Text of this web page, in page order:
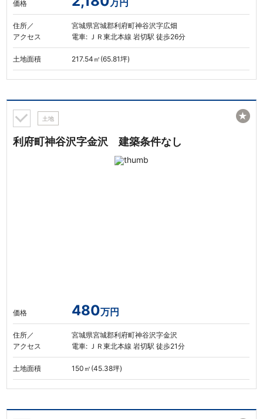
価格 万円
住所／
アクセス
宮城県宮城郡利府町神谷沢字広畑
電車: ＪＲ東北本線 岩切駅 徒歩26分
土地面積 217.54㎡(65.81坪)
土地
利府町神谷沢字金沢 建築条件なし
価格 480万円
住所／
アクセス
宮城県宮城郡利府町神谷沢字金沢
電車: ＪＲ東北本線 岩切駅 徒歩21分
土地面積 150㎡(45.38坪)
★